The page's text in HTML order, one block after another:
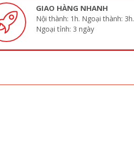
GIAO HÀNG NHANH
Nội thành: 1h. Ngoại thành: 3h.
Ngoại tỉnh: 3 ngày